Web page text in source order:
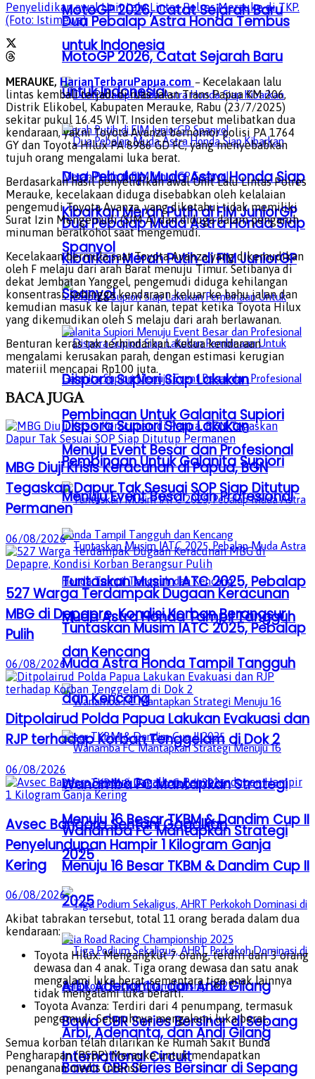
MotoGP 2026, Catat Sejarah Baru
untuk Indonesia
Dua Pebalap Muda Astra Honda Siap
Kibarkan Merah Putih di FIM JuniorGP
Spanyol
Dispora Supiori Siap Lakukan
Pembinaan Untuk Galanita Supiori
Menuju Event Besar dan Profesional
Tuntaskan Musim IATC 2025, Pebalap
Muda Astra Honda Tampil Tangguh
dan Kencang
Wanamba FC Mantapkan Strategi
Menuju 16 Besar TKBM & Dandim Cup II
2025
Arbi, Adenanta, dan Andi Gilang
Bawa CBR Series Bersinar di Sepang
International Circuit
Dua Pebalap Astra Honda Tembus
MotoGP 2026, Catat Sejarah Baru
untuk Indonesia
Dua Pebalap Muda Astra Honda Siap
Kibarkan Merah Putih di FIM JuniorGP
Spanyol
Dispora Supiori Siap Lakukan
Pembinaan Untuk Galanita Supiori
Menuju Event Besar dan Profesional
Tuntaskan Musim IATC 2025, Pebalap
Muda Astra Honda Tampil Tangguh
dan Kencang
Wanamba FC Mantapkan Strategi
Menuju 16 Besar TKBM & Dandim Cup II
2025
Arbi, Adenanta, dan Andi Gilang
Bawa CBR Series Bersinar di Sepang
Penyelidikan awal Unit Lalu Lintas Polres Merauke di TKP.
(Foto: Istimewa)
MERAUKE, HarianTerbaruPapua.com –Kecelakaan lalu
lintas kembali terjadi di ruas Jalan Trans Papua KM 206,
Distrik Elikobel, Kabupaten Merauke, Rabu (23/7/2025)
sekitar pukul 16.45 WIT. Insiden tersebut melibatkan dua
kendaraan, yakni Toyota Avanza bernomor polisi PA 1764
GY dan Toyota Hilux PA 8986 GD FC, yang menyebabkan
tujuh orang mengalami luka berat.
Berdasarkan hasil penyelidikan awal Unit Lalu Lintas Polres
Merauke, kecelakaan diduga disebabkan oleh kelalaian
pengemudi Toyota Avanza, yang diketahui tidak memiliki
Surat Izin Mengemudi (SIM A) dan diduga dalam pengaruh
minuman beralkohol saat mengemudi.
Kecelakaan bermula saat Toyota Avanza yang dikemudikan
oleh F melaju dari arah Barat menuju Timur. Setibanya di
dekat Jembatan Yanggel, pengemudi diduga kehilangan
konsentrasi, sehingga kendaraan keluar ke bahu jalan dan
kemudian masuk ke lajur kanan, tepat ketika Toyota Hilux
yang dikemudikan oleh S melaju dari arah berlawanan.
Benturan keras tak terhindarkan. Kedua kendaraan
mengalami kerusakan parah, dengan estimasi kerugian
materiil mencapai Rp100 juta.
BACAJUGA
MBG Diuji Krisis Keracunan di Papua, BGN
Tegaskan Dapur Tak Sesuai SOP Siap Ditutup
Permanen
06/08/2026
527 Warga Terdampak Dugaan Keracunan
MBG di Depapre, Kondisi Korban Berangsur
Pulih
06/08/2026
Ditpolairud Polda Papua Lakukan Evakuasi dan
RJP terhadap Korban Tenggelam di Dok 2
06/08/2026
Avsec Bandara Sentani Gagalkan
Penyelundupan Hampir 1 Kilogram Ganja
Kering
06/08/2026
Akibat tabrakan tersebut, total 11 orang berada dalam dua
kendaraan:
Toyota Hilux: Mengangkut 7 orang, terdiri dari 3 orang
dewasa dan 4 anak. Tiga orang dewasa dan satu anak
mengalami luka berat, sementara tiga anak lainnya
tidak mengalami luka berarti.
Toyota Avanza: Terdiri dari 4 penumpang, termasuk
pengemudi. Seluruhnya mengalami luka berat.
Semua korban telah dilarikan ke Rumah Sakit Bunda
Pengharapan (RSBP) Merauke untuk mendapatkan
penanganan medis intensif.